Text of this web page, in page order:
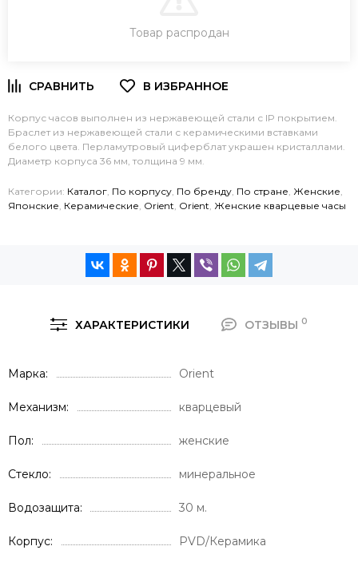
ЗАКАЗ В ОДИН КЛИК
Товар распродан
Корпус часов выполнен из нержавеющей стали с IP покрытием.
Браслет из нержавеющей стали с керамическими вставками
белого цвета. Перламутровый циферблат украшен кристаллами.
Диаметр корпуса 36 мм, толщина 9 мм.
Категории: Каталог По корпусу По бренду По стране Женские
Японские Керамические Orient Orient Женские кварцевые часы
ХАРАКТЕРИСТИКИ ОТЗЫВЫ 0
Марка Orient
Механизм кварцевый
Пол женские
Стекло минеральное
Водозащита 30 м.
Корпус PVD/Керамика